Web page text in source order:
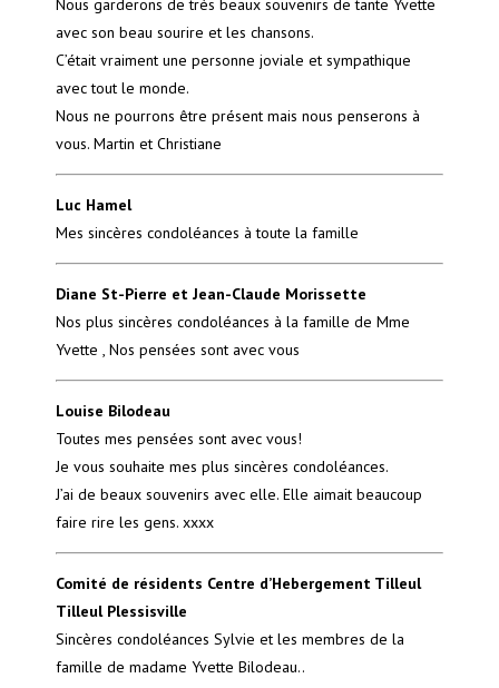
avec son beau sourire et les chansons.
C’était vraiment une personne joviale et sympathique
avec tout le monde.
Nous ne pourrons être présent mais nous penserons à
vous. Martin et Christiane
Luc Hamel
Mes sincères condoléances à toute la famille
Diane St-Pierre et Jean-Claude Morissette
Nos plus sincères condoléances à la famille de Mme
Yvette , Nos pensées sont avec vous
Louise Bilodeau
Toutes mes pensées sont avec vous!
Je vous souhaite mes plus sincères condoléances.
J’ai de beaux souvenirs avec elle. Elle aimait beaucoup
faire rire les gens. xxxx
Comité de résidents Centre d’Hebergement Tilleul
Tilleul Plessisville
Sincères condoléances Sylvie et les membres de la
famille de madame Yvette Bilodeau..